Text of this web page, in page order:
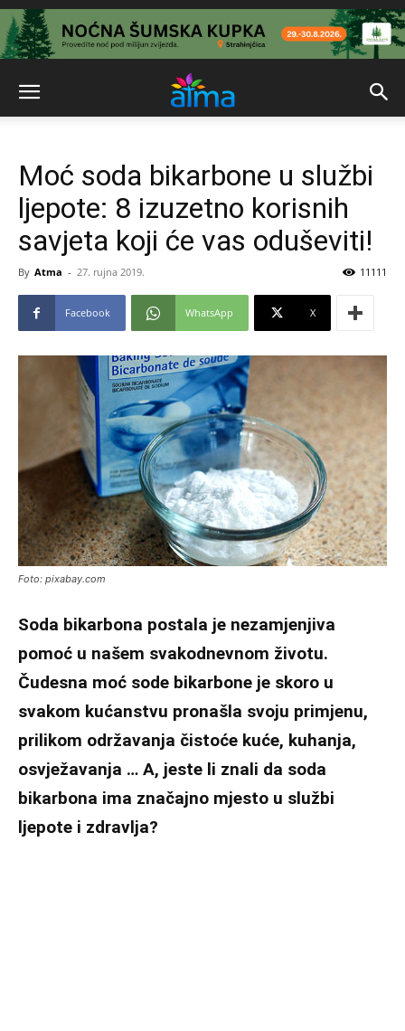
Moć soda bikarbone u službi
ljepote: 8 izuzetno korisnih
savjeta koji će vas oduševiti!
By Atma - 27. rujna 2019. 11111
Facebook WhatsApp X
Foto: pixabay.com
Soda bikarbona postala je nezamjenjiva
pomoć u našem svakodnevnom životu.
Čudesna moć sode bikarbone je skoro u
svakom kućanstvu pronašla svoju primjenu,
prilikom održavanja čistoće kuće, kuhanja,
osvježavanja … A, jeste li znali da soda
bikarbona ima značajno mjesto u službi
ljepote i zdravlja?